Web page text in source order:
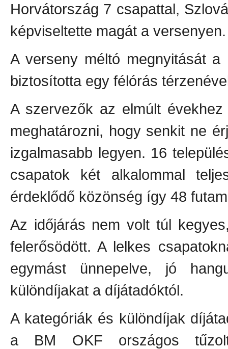
Horvátország 7 csapattal,
képviseltette magát a versenyen.
A verseny méltó megnyitását a
biztosította egy félórás
A szervezők az elmúlt
meghatározni, hogy senkit ne
izgalmasabb legyen. 16
csapatok két alkalommal
érdeklődő közönség így 48
Az időjárás nem volt túl
felerősödött. A lelkes
egymást ünnepelve, jó
különdíjakat a díjátadóktól.
A kategóriák és különdíjak
a BM OKF országos